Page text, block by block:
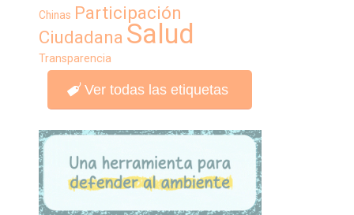
Chinas Participación
Ciudadana Salud
Transparencia
Ver todas las etiquetas